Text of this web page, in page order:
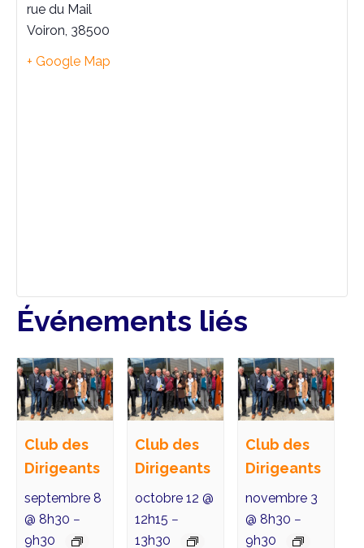
rue du Mail
Voiron, 38500
+ Google Map
Événements liés
Club des
Dirigeants
septembre 8
@ 8h30 –
9h30
Club des
Dirigeants
octobre 12 @
12h15 –
13h30
Club des
Dirigeants
novembre 3
@ 8h30 –
9h30